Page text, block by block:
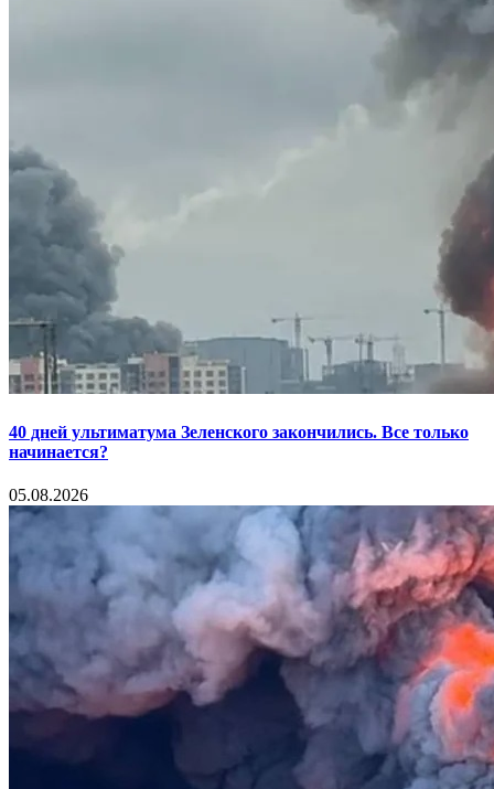
40 дней ультиматума Зеленского закончились. Все только
начинается?
05.08.2026